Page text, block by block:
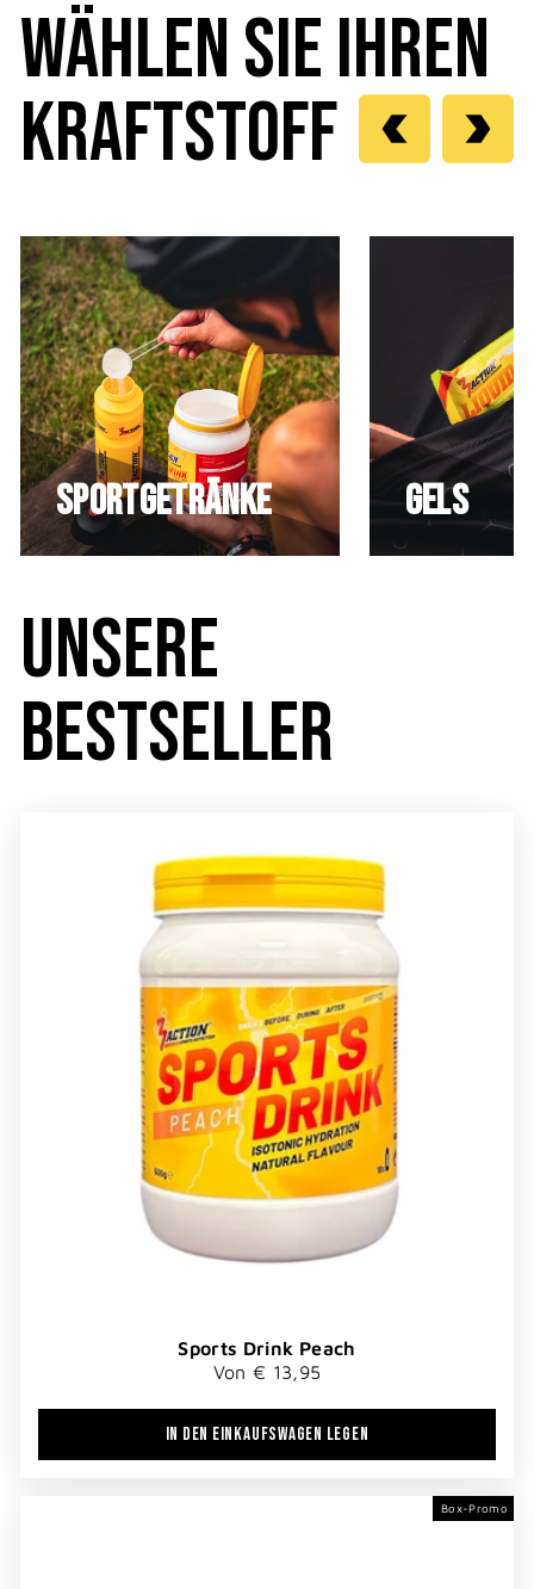
WÄHLEN SIE IHREN
KRAFTSTOFF
Sportgetränke GELs
UNSERE
BESTSELLER
Sports Drink Peach
Von € 13,95
IN DEN EINKAUFSWAGEN LEGEN
Box-Promo